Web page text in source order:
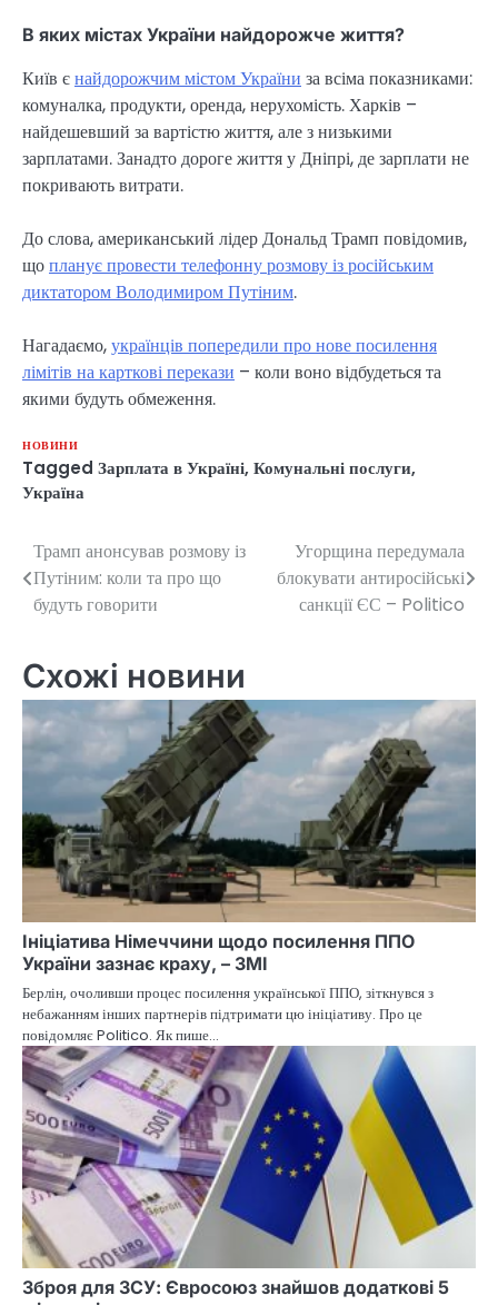
В яких містах України найдорожче життя?
Київ єнайдорожчим містом України за всіма показниками:
комуналка, продукти, оренда, нерухомість. Харків –
найдешевший за вартістю життя, але з низькими
зарплатами. Занадто дороге життя у Дніпрі, де зарплати не
покривають витрати.
До слова, американський лідер Дональд Трамп повідомив,
щопланує провести телефонну розмову із російським
диктатором Володимиром Путіним.
Нагадаємо,українців попередили про нове посилення
лімітів на карткові перекази – коли воно відбудеться та
якими будуть обмеження.
НОВИНИ
Tagged Зарплата в Україні, Комунальні послуги,
Україна
Навігація
записів
Трамп анонсував розмову із
Путіним: коли та про що
будуть говорити
Угорщина передумала
блокувати антиросійські
санкції ЄС – Politico
Схожі новини
Ініціатива Німеччини щодо посилення ППО
України зазнає краху, – ЗМІ
Берлін, очоливши процес посилення української ППО, зіткнувся з
небажанням інших партнерів підтримати цю ініціативу. Про це
повідомляє Politico. Як пише…
Зброя для ЗСУ: Євросоюз знайшов додаткові 5